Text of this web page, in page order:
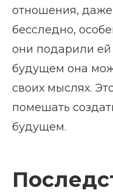
отношения,
бесследно,
они подарили ей
будущем она
своих мыслях.
помешать
будущем.